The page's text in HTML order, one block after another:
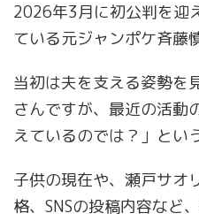
2026年3月に初公判を迎
ている元ジャンポケ斉藤
当初は夫を支える姿勢を
さんですが、最近の活動
えているのでは？」とい
子供の現在や、瀬戸サオ
格、SNSの投稿内容など